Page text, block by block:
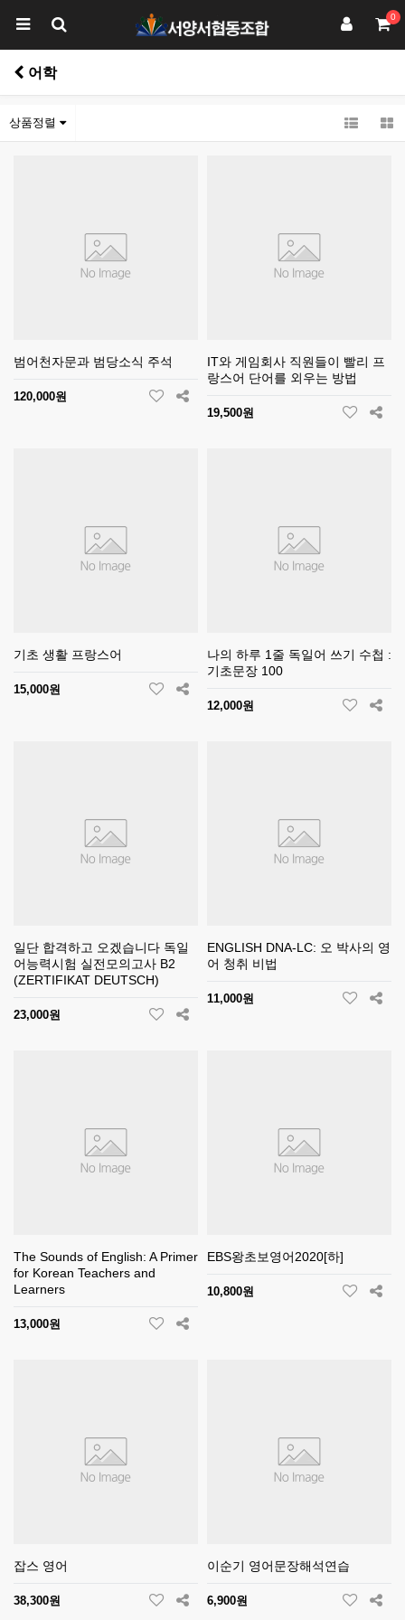
0
어학
상품정렬
범어천자문과 범당소식 주석
120,000원
IT와 게임회사 직원들이 빨리 프
랑스어 단어를 외우는 방법
19,500원
기초 생활 프랑스어
15,000원
나의 하루 1줄 독일어 쓰기 수첩 :
기초문장 100
12,000원
일단 합격하고 오겠습니다 독일
어능력시험 실전모의고사 B2
(ZERTIFIKAT DEUTSCH)
23,000원
ENGLISH DNA-LC: 오 박사의 영
어 청취 비법
11,000원
The Sounds of English: A Primer
for Korean Teachers and
Learners
13,000원
EBS왕초보영어2020[하]
10,800원
잡스 영어
38,300원
이순기 영어문장해석연습
6,900원